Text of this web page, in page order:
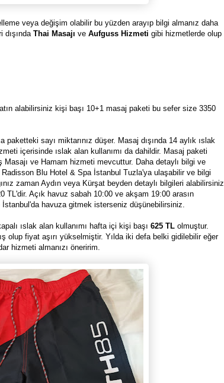
veya değişim olabilir bu yüzden arayıp bilgi almanız daha
dışında Thai Masajı ve Aufguss Hizmeti gibi hizmetlerde olup
alabilirsiniz kişi başı 10+1 masaj paketi bu sefer size 3350
paketteki sayı miktarınız düşer. Masaj dışında 14 aylık ıslak
içerisinde ıslak alan kullanımı da dahildir. Masaj paketi
ve Hamam hizmeti mevcuttur. Daha detaylı bilgi ve
Blu Hotel & Spa İstanbul Tuzla'ya ulaşabilir ve bilgi
zaman Aydın veya Kürşat beyden detaylı bilgileri alabilirsiniz.
TL'dir. Açık havuz sabah 10:00 ve akşam 19:00 arasın
havuza gitmek isterseniz düşünebilirsiniz.
ıslak alan kullanımı hafta içi kişi başı 625 TLolmuştur.
olup fiyat aşırı yükselmiştir. Yılda iki defa belki gidilebilir eğer
hizmeti almanızı öneririm.